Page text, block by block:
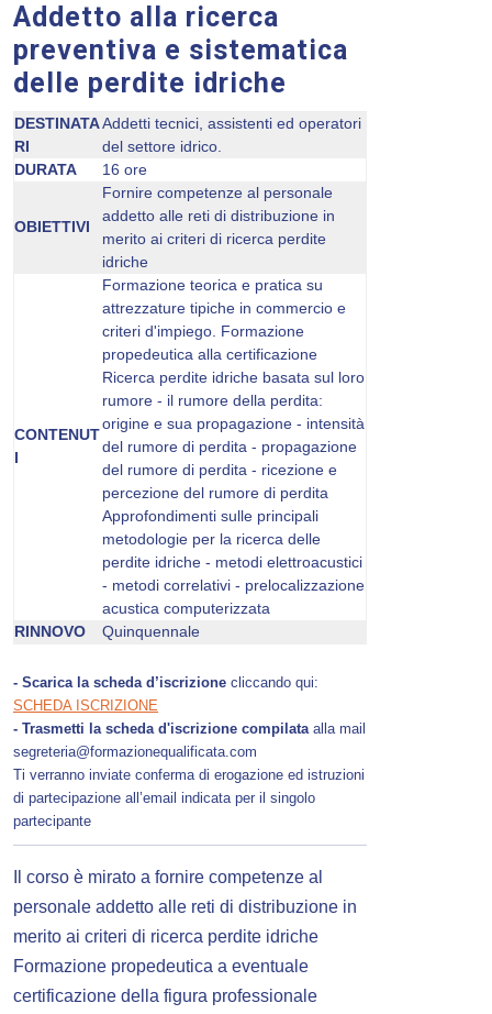
Addetto alla ricerca
preventiva e sistematica
delle perdite idriche
DESTINATA
RI
Addetti tecnici, assistenti ed operatori
del settore idrico.
DURATA
16 ore
OBIETTIVI
Fornire competenze al personale
addetto alle reti di distribuzione in
merito ai criteri di ricerca perdite
idriche
CONTENUT
I
Formazione teorica e pratica su
attrezzature tipiche in commercio e
criteri d'impiego. Formazione
propedeutica alla certificazione
Ricerca perdite idriche basata sul loro
rumore - il rumore della perdita:
origine e sua propagazione - intensità
del rumore di perdita - propagazione
del rumore di perdita - ricezione e
percezione del rumore di perdita
Approfondimenti sulle principali
metodologie per la ricerca delle
perdite idriche - metodi elettroacustici
- metodi correlativi - prelocalizzazione
acustica computerizzata
RINNOVO
Quinquennale
- Scarica la scheda d’iscrizione cliccando qui:
SCHEDA ISCRIZIONE
- Trasmetti la scheda d'iscrizione compilata alla mail
segreteria@formazionequalificata.com
Ti verranno inviate conferma di erogazione ed istruzioni
di partecipazione all’email indicata per il singolo
partecipante
Il corso è mirato a fornire competenze al
personale addetto alle reti di distribuzione in
merito ai criteri di ricerca perdite idriche
Formazione propedeutica a eventuale
certificazione della figura professionale